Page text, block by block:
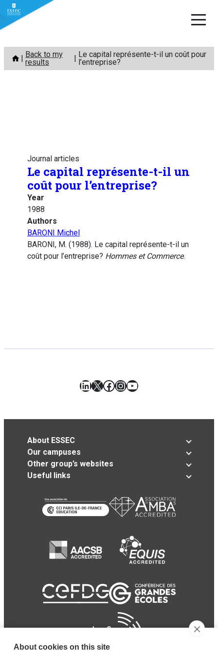
Skip
content
Back to my
results
Le capital représente-t-il un coût pour
l’entreprise?
Journal articles
Le capital représente-t-il un
coût pour l’entreprise?
Year
1988
Authors
BARONI Michel
BARONI, M. (1988). Le capital représente-t-il un
coût pour l’entreprise? Hommes et Commerce.
LinkedIn
X Facebook
Instagram
YouTube
About ESSEC
Our campuses
Other group’s websites
Useful links
About cookies on this site